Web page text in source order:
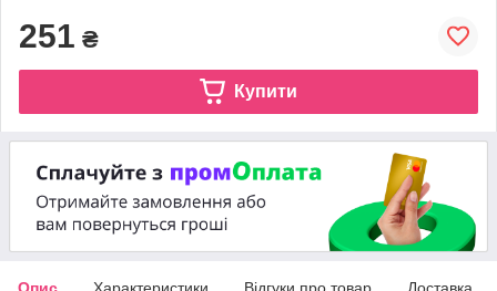
251 ₴
Купити